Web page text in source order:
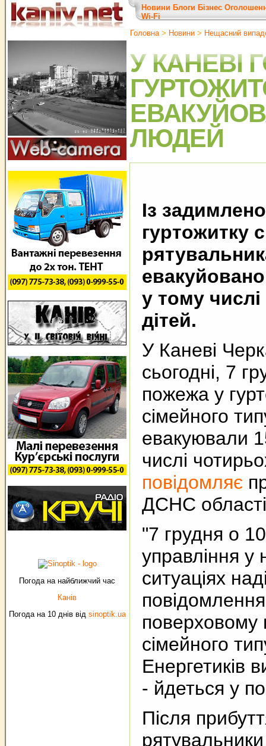
Погода на найближчий час
Канів
Погода на 10 днів від sinoptik.ua
Новини Блоги Бізнес
Wi-Fi
Головна> Новини > Нещасний
У КАНЕВІ
ЛЮДЕЙ
Із
гуртожитку
у тому
дітей.
У Каневі
сьогодні, 7
пожежа у
сімейного
евакуювали
числі
повідомляє
ДСНС
"7 грудня о
управління у
ситуаціях
поверховому
сімейного
Енергетиків
- йдеться у
Після